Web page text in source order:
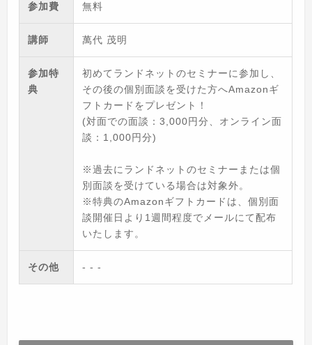
参加費 無料
講師 萬代 茂明
参加特
典
初めてランドネットのセミナーに参加し、
その後の個別面談を受けた方へAmazonギ
フトカードをプレゼント！
(対面での面談：3,000円分、オンライン面
談：1,000円分)
※過去にランドネットのセミナーまたは個
別面談を受けている場合は対象外。
※特典のAmazonギフトカードは、個別面
談開催日より1週間程度でメールにて配布
いたします。
その他 - - -